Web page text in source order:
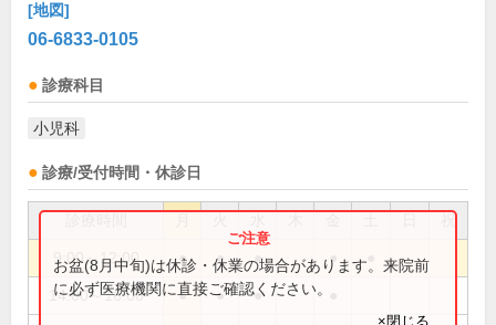
[地図]
06-6833-0105
診療科目
小児科
診療/受付時間・休診日
祝
9:00～12:00 ● ● ● ●
14:00～16:00 ● ● ●
お盆(8月中旬)は休診・休業の場合があります。来院前
に必ず医療機関に直接ご確認ください。
×閉じる